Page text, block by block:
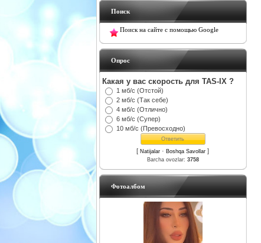
Поиск
Поиск на сайте с помощью Google
Oпрос
Какая у вас скорость для TAS-IX ?
1 мб/с (Отстой)
2 мб/с (Так себе)
4 мб/с (Отлично)
6 мб/с (Супер)
10 мб/с (Превосходно)
[ Natijalar · Boshqa Savollar ]
Barcha ovozlar: 3758
Фотоалбом